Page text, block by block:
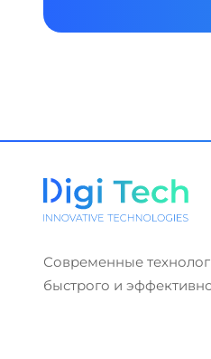
Современные
быстрого и